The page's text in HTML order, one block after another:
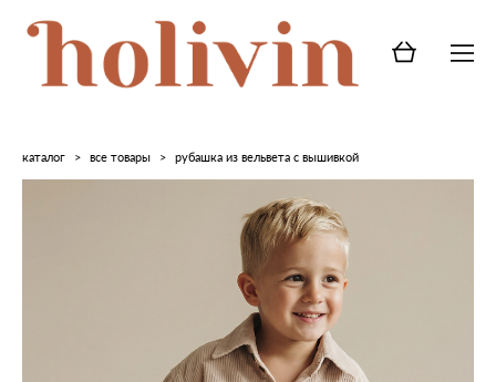
каталог > все товары > рубашка из вельвета с вышивкой